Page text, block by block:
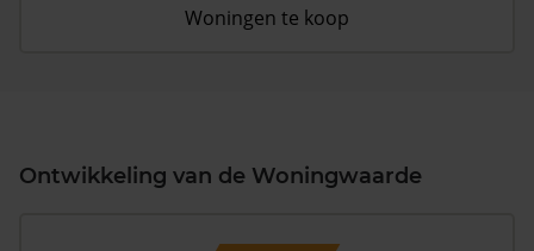
Woningen te koop
Ontwikkeling van de Woningwaarde